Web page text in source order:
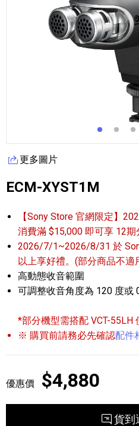
更多圖片
ECM-XYST1M
【Sony Store 官網限定】
消費滿 $15,000 即可享 12期
2026/7/1~2026/8/31 於
以上享好禮。(部分商品不適
高動態收音範圍
可調整收音角度為 120 度或
*部分機型需搭配 VCT-55LH
※ 購買前請務必先確認配件
優惠價 $4,880
貨到